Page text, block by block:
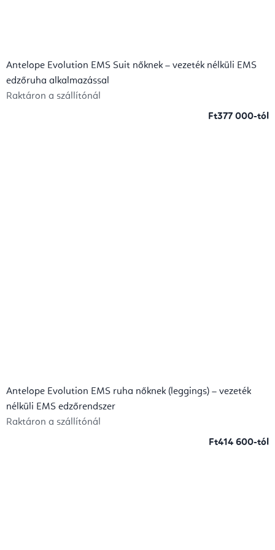
Antelope Evolution EMS Suit nőknek – vezeték nélküli EMS
edzőruha alkalmazással
Raktáron a szállítónál
Ft377 000-tól
Antelope Evolution EMS ruha nőknek (leggings) – vezeték
nélküli EMS edzőrendszer
Raktáron a szállítónál
Ft414 600-tól